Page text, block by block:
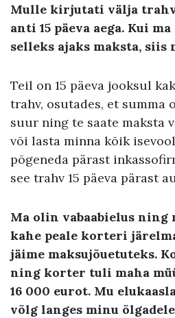
Mulle kirjutati välja
anti 15 päeva aega. Kui
selleks ajaks maksta, siis
Teil on 15 päeva jooksul
trahv, osutades, et summa
suur ning te saate maksta
või lasta minna kõik
põgeneda pärast
see trahv 15 päeva pärast
Ma olin vabaabielus ning
kahe peale korteri
jäime maksujõuetuteks.
ning korter tuli maha
16 000 eurot. Mu
võlg langes minu